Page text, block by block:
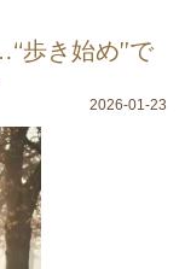
歩き始め”で
2026-01-23